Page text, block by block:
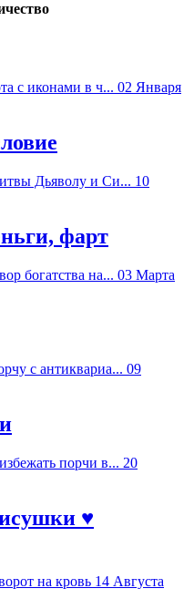
с иконами в ч... 02 Января
Дьяволу и Си... 10
фарт
богатства на... 03 Марта
с антиквариа... 09
порчи в... 20
♥
на кровь 14 Августа